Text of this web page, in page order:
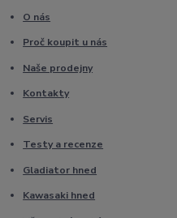
O nás
Proč koupit u nás
Naše prodejny
Kontakty
Servis
Testy a recenze
Gladiator hned
Kawasaki hned